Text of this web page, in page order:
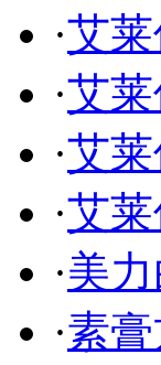
·艾
·艾
·艾
·艾
·美
·素